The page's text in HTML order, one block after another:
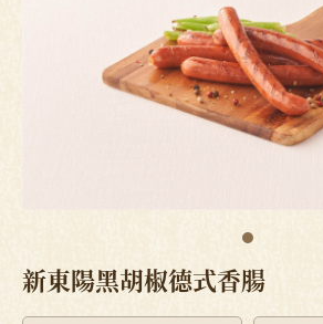
新東陽黑胡椒德式香腸